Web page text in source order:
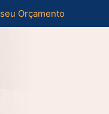
Orçamento